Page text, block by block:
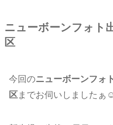
ニューボーンフォト
区
今回のニューボーンフォ
区までお伺いしましたぁ